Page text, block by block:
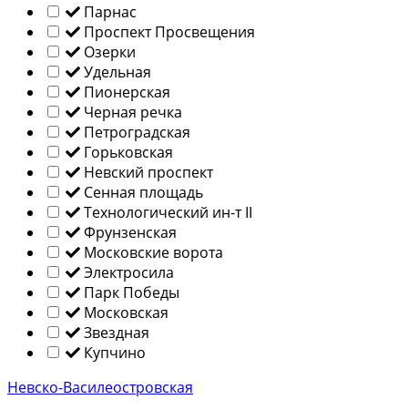
Парнас
Проспект Просвещения
Озерки
Удельная
Пионерская
Черная речка
Петроградская
Горьковская
Невский проспект
Сенная площадь
Технологический ин-т II
Фрунзенская
Московские ворота
Электросила
Парк Победы
Московская
Звездная
Купчино
Невско-Василеостровская